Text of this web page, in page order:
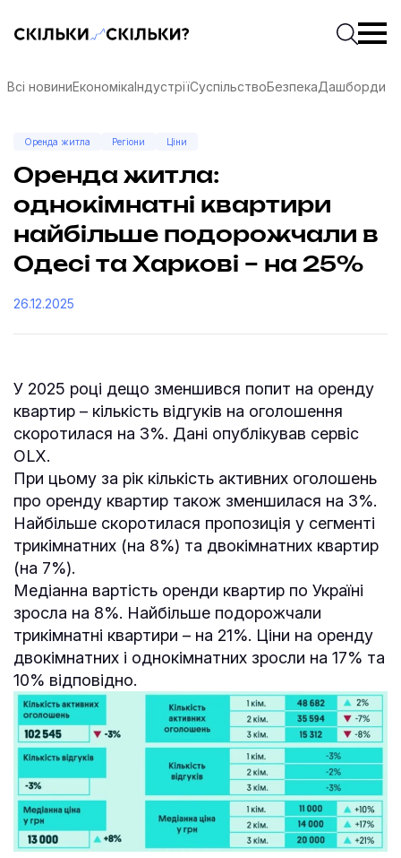
Скільки-скільки? — Медіа про суспільні даніПочати
Всі новиниЕкономікаІндустріїСуспільствоБезпекаДашборди
Оренда житла Регіони Ціни
Оренда житла:
однокімнатні квартири
найбільше подорожчали в
Одесі та Харкові – на 25%
26.12.2025
У 2025 році дещо зменшився попит на оренду
квартир – кількість відгуків на оголошення
скоротилася на 3%. Дані опублікував сервіс
OLX.
При цьому за рік кількість активних оголошень
про оренду квартир також зменшилася на 3%.
Найбільше скоротилася пропозиція у сегменті
трикімнатних (на 8%) та двокімнатних квартир
(на 7%).
Медіанна вартість оренди квартир по Україні
зросла на 8%. Найбільше подорожчали
трикімнатні квартири – на 21%. Ціни на оренду
двокімнатних і однокімнатних зросли на 17% та
10% відповідно.